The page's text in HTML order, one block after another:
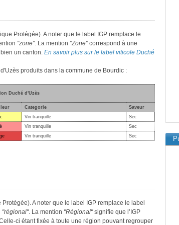
Protégée). A noter que le label IGP remplace le
"zone". La mention "Zone"correspond à une
un canton. En savoir plus sur le label viticole Duché
produits dans la commune de Bourdic :
Duché d'Uzès
Categorie
Saveur
Vin tranquille
Sec
Vin tranquille
Sec
Vin tranquille Sec
A noter que le label IGP remplace le label
"régional". La mention "Régional"signifie que l’IGP
ci étant fixée à toute une région pouvant regrouper